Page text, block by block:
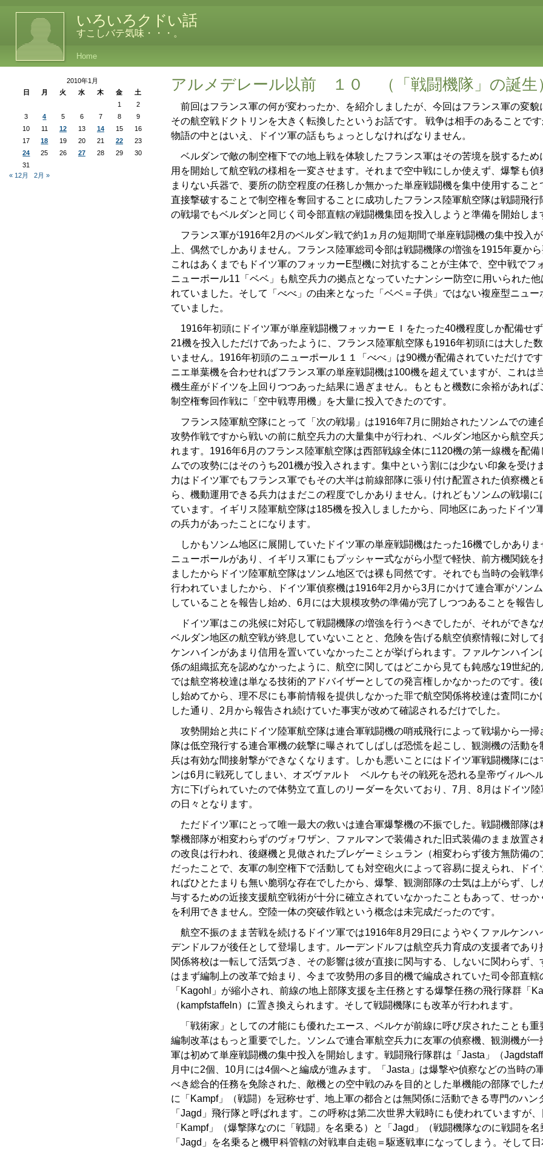
いろいろクドい話
すこしバテ気味・・・。
Home
アルメデレール以前 １０ （「戦闘機隊」の誕生
前回はフランス軍の何が変わったか、を紹介しましたが、今回はフランス軍の変貌
その航空戦ドクトリンを大きく転換したというお話です。 戦争は相手のあることで
物語の中とはいえ、ドイツ軍の話もちょっとしなければなりません。
ベルダンで敵の制空権下での地上戦を体験したフランス軍はその苦境を脱するため
用を開始して航空戦の様相を一変させます。それまで空中戦にしか使えず、爆撃も
まりない兵器で、要所の防空程度の任務しか無かった単座戦闘機を集中使用するこ
直接撃破することで制空権を奪回することに成功したフランス陸軍航空隊は戦闘飛行
の戦場でもベルダンと同じく司令部直轄の戦闘機集団を投入しようと準備を開始しま
フランス軍が1916年2月のベルダン戦で約1ヵ月の短期間で単座戦闘機の集中投入
上、偶然でしかありません。フランス陸軍総司令部は戦闘機隊の増強を1915年夏から
これはあくまでもドイツ軍のフォッカーE型機に対抗することが主体で、空中戦でフ
ニューポール11「ベベ」も航空兵力の拠点となっていたナンシー防空に用いられた
れていました。そして「べべ」の由来となった「ベベ＝子供」ではない複座型ニュ
ていました。
1916年初頭にドイツ軍が単座戦闘機フォッカーＥＩをたった40機程度しか配備せ
21機を投入しただけであったように、フランス陸軍航空隊も1916年初頭には大した
いません。1916年初頭のニューポール１１「べべ」は90機が配備されていただけで
ニエ単葉機を合わせればフランス軍の単座戦闘機は100機を超えていますが、これは
機生産がドイツを上回りつつあった結果に過ぎません。もともと機数に余裕があれ
制空権奪回作戦に「空中戦専用機」を大量に投入できたのです。
フランス陸軍航空隊にとって「次の戦場」は1916年7月に開始されたソンムでの連
攻勢作戦ですから戦いの前に航空兵力の大量集中が行われ、ベルダン地区から航空兵
れます。1916年6月のフランス陸軍航空隊は西部戦線全体に1120機の第一線機を配
ムでの攻勢にはそのうち201機が投入されます。集中という割には少ない印象を受け
力はドイツ軍でもフランス軍でもその大半は前線部隊に張り付け配置された偵察機
ら、機動運用できる兵力はまだこの程度でしかありません。けれどもソンムの戦場に
ています。イギリス陸軍航空隊は185機を投入しましたから、同地区にあったドイツ
の兵力があったことになります。
しかもソンム地区に展開していたドイツ軍の単座戦闘機はたった16機でしかあり
ニューポールがあり、イギリス軍にもプッシャー式ながら小型で軽快、前方機関銃を
ましたからドイツ陸軍航空隊はソンム地区では裸も同然です。それでも当時の会戦準
行われていましたから、ドイツ軍偵察機は1916年2月から3月にかけて連合軍がソン
していることを報告し始め、6月には大規模攻勢の準備が完了しつつあることを報告
ドイツ軍はこの兆候に対応して戦闘機隊の増強を行うべきでしたが、それができな
ベルダン地区の航空戦が終息していないことと、危険を告げる航空偵察情報に対し
ケンハインがあまり信用を置いていなかったことが挙げられます。ファルケンハイン
係の組織拡充を認めなかったように、航空に関してはどこから見ても鈍感な19世紀
では航空将校達は単なる技術的アドバイザーとしての発言権しかなかったのです。
し始めてから、理不尽にも事前情報を提供しなかった罪で航空関係将校達は査問に
した通り、2月から報告され続けていた事実が改めて確認されるだけでした。
攻勢開始と共にドイツ陸軍航空隊は連合軍戦闘機の哨戒飛行によって戦場から一掃
隊は低空飛行する連合軍機の銃撃に曝されてしばしば恐慌を起こし、観測機の活動
兵は有効な間接射撃ができなくなります。しかも悪いことにはドイツ軍戦闘機隊に
ンは6月に戦死してしまい、オズヴァルト ベルケもその戦死を恐れる皇帝ヴィルヘ
方に下げられていたので体勢立て直しのリーダーを欠いており、7月、8月はドイツ
の日々となります。
ただドイツ軍にとって唯一最大の救いは連合軍爆撃機の不振でした。戦闘機部隊は
撃機部隊が相変わらずのヴォワザン、ファルマンで装備された旧式装備のまま放置
の改良は行われ、後継機と見做されたブレゲーミシュラン（相変わらず後方無防備の
だったことで、友軍の制空権下で活動しても対空砲火によって容易に捉えられ、ド
ればひとたまりも無い脆弱な存在でしたから、爆撃、観測部隊の士気は上がらず、し
与するための近接支援航空戦術が十分に確立されていなかったこともあって、せっ
を利用できません。空陸一体の突破作戦という概念は未完成だったのです。
航空不振のまま苦戦を続けるドイツ軍では1916年8月29日にようやくファルケンハ
デンドルフが後任として登場します。ルーデンドルフは航空兵力育成の支援者であり
関係将校は一転して活気づき、その影響は彼が直接に関与する、しないに関わらず
はまず編制上の改革で始まり、今まで攻勢用の多目的機で編成されていた司令部直轄
「Kagohl」が縮小され、前線の地上部隊支援を主任務とする爆撃任務の飛行隊群「
（kampfstaffeln）に置き換えられます。そして戦闘機隊にも改革が行われます。
「戦術家」としての才能にも優れたエース、ベルケが前線に呼び戻されたことも重
編制改革はもっと重要でした。ソンムで連合軍航空兵力に友軍の偵察機、観測機が一
軍は初めて単座戦闘機の集中投入を開始します。戦闘飛行隊群は「Jasta」（
月中に2個、10月には4個へと編成が進みます。「Jasta」は爆撃や偵察などの当時の
べき総合的任務を免除された、敵機との空中戦のみを目的とした単機能の部隊でした
に「Kampf」（戦闘）を冠称せず、地上軍の都合とは無関係に活動できる専門のハン
「Jagd」飛行隊と呼ばれます。この呼称は第二次世界大戦時にも使われていますが
「Kampf」（爆撃隊なのに「戦闘」を名乗る）と「Jagd」（戦闘機隊なのに戦闘を
「Jagd」を名乗ると機甲科管轄の対戦車自走砲＝駆逐戦車になってしまう。そして
2010年1月
日
月 火 水 木 金
土
1
2
3
4 5 6 7 8
9
10
11 12 13 14 15
16
17
18 19 20 21 22
23
24
25 26 27 28 29
30
31
« 12月
2月 »